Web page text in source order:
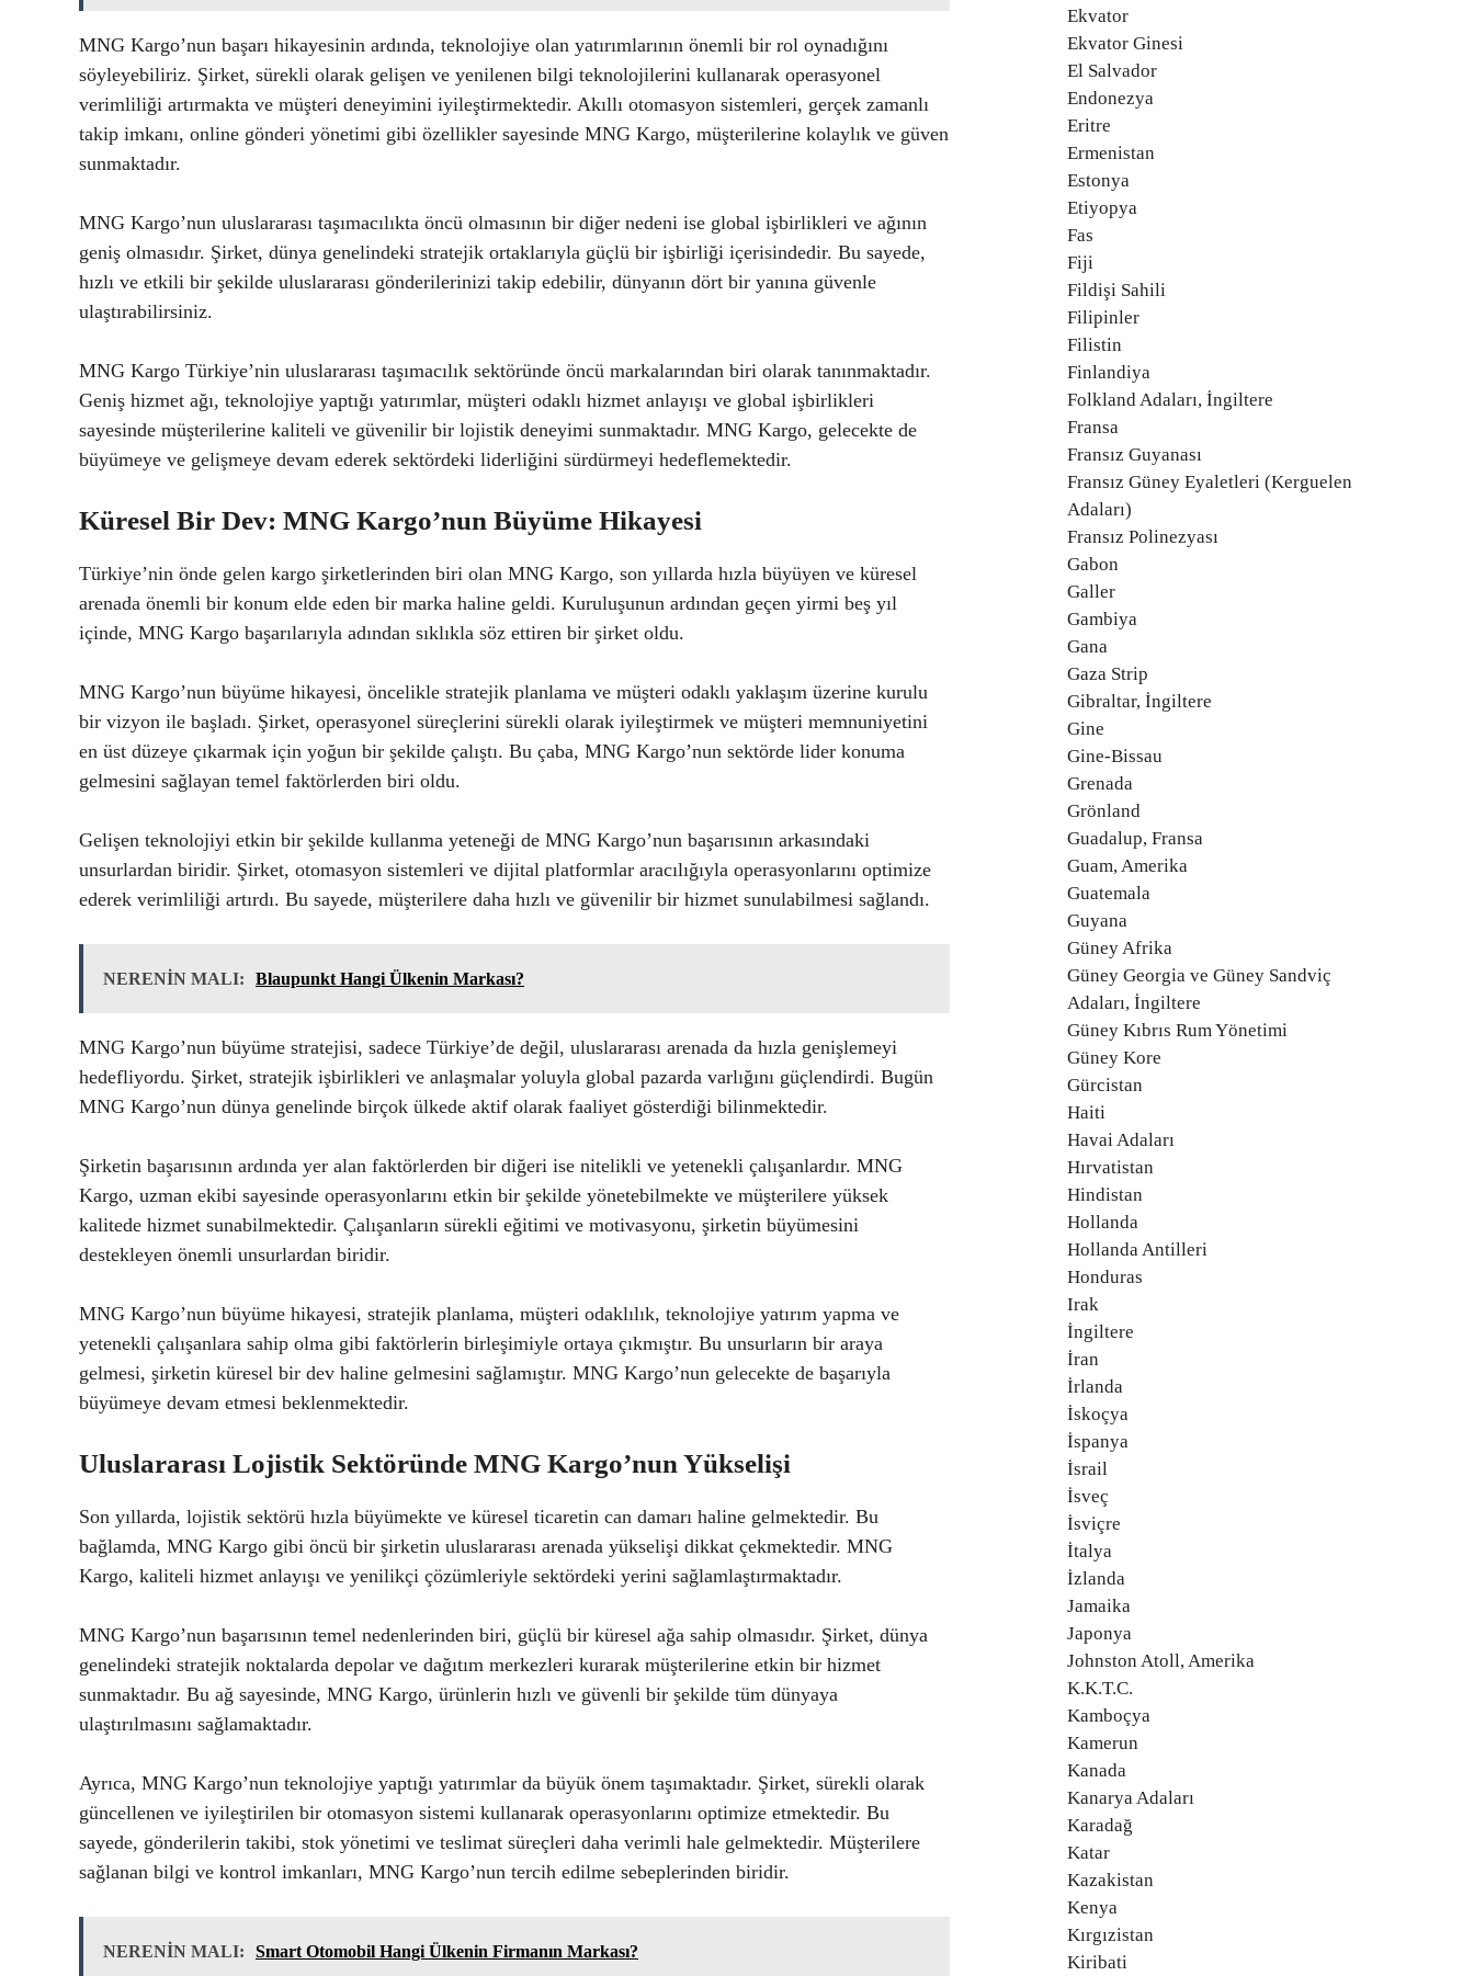
MNG Kargo’nun başarı hikayesinin ardında, teknolojiye olan yatırımlarının önemli bir rol oynadığını
söyleyebiliriz. Şirket, sürekli olarak gelişen ve yenilenen bilgi teknolojilerini kullanarak operasyonel
verimliliği artırmakta ve müşteri deneyimini iyileştirmektedir. Akıllı otomasyon sistemleri, gerçek zamanlı
takip imkanı, online gönderi yönetimi gibi özellikler sayesinde MNG Kargo, müşterilerine kolaylık ve güven
sunmaktadır.
MNG Kargo’nun uluslararası taşımacılıkta öncü olmasının bir diğer nedeni ise global işbirlikleri ve ağının
geniş olmasıdır. Şirket, dünya genelindeki stratejik ortaklarıyla güçlü bir işbirliği içerisindedir. Bu sayede,
hızlı ve etkili bir şekilde uluslararası gönderilerinizi takip edebilir, dünyanın dört bir yanına güvenle
ulaştırabilirsiniz.
MNG Kargo Türkiye’nin uluslararası taşımacılık sektöründe öncü markalarından biri olarak tanınmaktadır.
Geniş hizmet ağı, teknolojiye yaptığı yatırımlar, müşteri odaklı hizmet anlayışı ve global işbirlikleri
sayesinde müşterilerine kaliteli ve güvenilir bir lojistik deneyimi sunmaktadır. MNG Kargo, gelecekte de
büyümeye ve gelişmeye devam ederek sektördeki liderliğini sürdürmeyi hedeflemektedir.
Küresel Bir Dev: MNG Kargo’nun Büyüme Hikayesi
Türkiye’nin önde gelen kargo şirketlerinden biri olan MNG Kargo, son yıllarda hızla büyüyen ve küresel
arenada önemli bir konum elde eden bir marka haline geldi. Kuruluşunun ardından geçen yirmi beş yıl
içinde, MNG Kargo başarılarıyla adından sıklıkla söz ettiren bir şirket oldu.
MNG Kargo’nun büyüme hikayesi, öncelikle stratejik planlama ve müşteri odaklı yaklaşım üzerine kurulu
bir vizyon ile başladı. Şirket, operasyonel süreçlerini sürekli olarak iyileştirmek ve müşteri memnuniyetini
en üst düzeye çıkarmak için yoğun bir şekilde çalıştı. Bu çaba, MNG Kargo’nun sektörde lider konuma
gelmesini sağlayan temel faktörlerden biri oldu.
Gelişen teknolojiyi etkin bir şekilde kullanma yeteneği de MNG Kargo’nun başarısının arkasındaki
unsurlardan biridir. Şirket, otomasyon sistemleri ve dijital platformlar aracılığıyla operasyonlarını optimize
ederek verimliliği artırdı. Bu sayede, müşterilere daha hızlı ve güvenilir bir hizmet sunulabilmesi sağlandı.
NERENİN MALI: Blaupunkt Hangi Ülkenin Markası?
MNG Kargo’nun büyüme stratejisi, sadece Türkiye’de değil, uluslararası arenada da hızla genişlemeyi
hedefliyordu. Şirket, stratejik işbirlikleri ve anlaşmalar yoluyla global pazarda varlığını güçlendirdi. Bugün
MNG Kargo’nun dünya genelinde birçok ülkede aktif olarak faaliyet gösterdiği bilinmektedir.
Şirketin başarısının ardında yer alan faktörlerden bir diğeri ise nitelikli ve yetenekli çalışanlardır. MNG
Kargo, uzman ekibi sayesinde operasyonlarını etkin bir şekilde yönetebilmekte ve müşterilere yüksek
kalitede hizmet sunabilmektedir. Çalışanların sürekli eğitimi ve motivasyonu, şirketin büyümesini
destekleyen önemli unsurlardan biridir.
MNG Kargo’nun büyüme hikayesi, stratejik planlama, müşteri odaklılık, teknolojiye yatırım yapma ve
yetenekli çalışanlara sahip olma gibi faktörlerin birleşimiyle ortaya çıkmıştır. Bu unsurların bir araya
gelmesi, şirketin küresel bir dev haline gelmesini sağlamıştır. MNG Kargo’nun gelecekte de başarıyla
büyümeye devam etmesi beklenmektedir.
Uluslararası Lojistik Sektöründe MNG Kargo’nun Yükselişi
Son yıllarda, lojistik sektörü hızla büyümekte ve küresel ticaretin can damarı haline gelmektedir. Bu
bağlamda, MNG Kargo gibi öncü bir şirketin uluslararası arenada yükselişi dikkat çekmektedir. MNG
Kargo, kaliteli hizmet anlayışı ve yenilikçi çözümleriyle sektördeki yerini sağlamlaştırmaktadır.
MNG Kargo’nun başarısının temel nedenlerinden biri, güçlü bir küresel ağa sahip olmasıdır. Şirket, dünya
genelindeki stratejik noktalarda depolar ve dağıtım merkezleri kurarak müşterilerine etkin bir hizmet
sunmaktadır. Bu ağ sayesinde, MNG Kargo, ürünlerin hızlı ve güvenli bir şekilde tüm dünyaya
ulaştırılmasını sağlamaktadır.
Ayrıca, MNG Kargo’nun teknolojiye yaptığı yatırımlar da büyük önem taşımaktadır. Şirket, sürekli olarak
güncellenen ve iyileştirilen bir otomasyon sistemi kullanarak operasyonlarını optimize etmektedir. Bu
sayede, gönderilerin takibi, stok yönetimi ve teslimat süreçleri daha verimli hale gelmektedir. Müşterilere
sağlanan bilgi ve kontrol imkanları, MNG Kargo’nun tercih edilme sebeplerinden biridir.
NERENİN MALI: Smart Otomobil Hangi Ülkenin Firmanın Markası?
Ekvator
Ekvator Ginesi
El Salvador
Endonezya
Eritre
Ermenistan
Estonya
Etiyopya
Fas
Fiji
Fildişi Sahili
Filipinler
Filistin
Finlandiya
Folkland Adaları, İngiltere
Fransa
Fransız Guyanası
Fransız Güney Eyaletleri (Kerguelen
Adaları)
Fransız Polinezyası
Gabon
Galler
Gambiya
Gana
Gaza Strip
Gibraltar, İngiltere
Gine
Gine-Bissau
Grenada
Grönland
Guadalup, Fransa
Guam, Amerika
Guatemala
Guyana
Güney Afrika
Güney Georgia ve Güney Sandviç
Adaları, İngiltere
Güney Kıbrıs Rum Yönetimi
Güney Kore
Gürcistan
Haiti
Havai Adaları
Hırvatistan
Hindistan
Hollanda
Hollanda Antilleri
Honduras
Irak
İngiltere
İran
İrlanda
İskoçya
İspanya
İsrail
İsveç
İsviçre
İtalya
İzlanda
Jamaika
Japonya
Johnston Atoll, Amerika
K.K.T.C.
Kamboçya
Kamerun
Kanada
Kanarya Adaları
Karadağ
Katar
Kazakistan
Kenya
Kırgızistan
Kiribati